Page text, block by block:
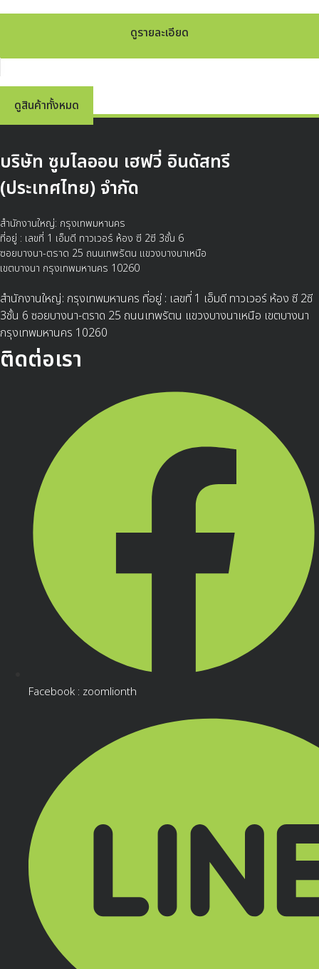
ดูรายละเอียด
ดูสินค้าทั้งหมด
บริษัท ซูมไลออน เฮฟวี่ อินดัสทรี
(ประเทศไทย) จำกัด
สำนักงานใหญ่: กรุงเทพมหานคร
ที่อยู่ : เลขที่ 1 เอ็มดี ทาวเวอร์ ห้อง ซี 2ซี 3ชั้น 6
ซอยบางนา-ตราด 25 ถนนเทพรัตน แขวงบางนาเหนือ
เขตบางนา กรุงเทพมหานคร 10260
สำนักงานใหญ่: กรุงเทพมหานคร ที่อยู่ : เลขที่ 1 เอ็มดี ทาวเวอร์ ห้อง ซี 2ซี
3ชั้น 6 ซอยบางนา-ตราด 25 ถนนเทพรัตน แขวงบางนาเหนือ เขตบางนา
กรุงเทพมหานคร 10260
ติดต่อเรา
Facebook : zoomlionth